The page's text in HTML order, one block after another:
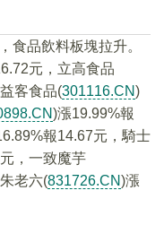
食品飲料板塊拉升。
元，立高食品
客食品(301116.CN)
)漲19.99%報
報14.67元，騎士
，一致魔芋
老六(831726.CN)漲